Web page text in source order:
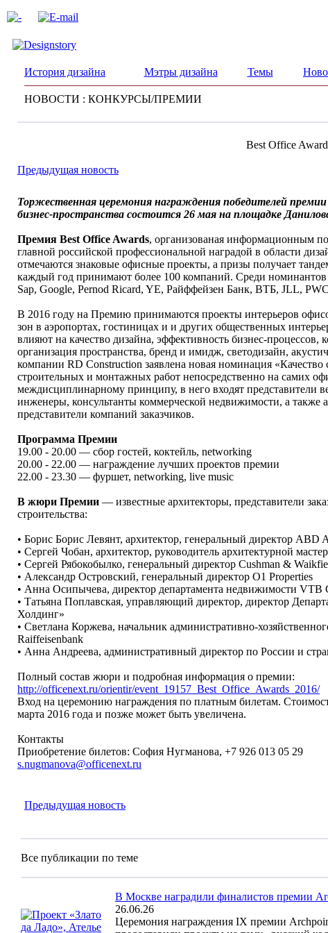
История дизайна Мэтры дизайна Темы
НОВОСТИ : КОНКУРСЫ/ПРЕМИИ
Best Office
Предыдущая новость
Торжественная церемония награждения победителей
бизнес-пространства состоится 26 мая на площадке
Премия Best Office Awards, организованая информационным
главной российской профессиональной наградой в области
отмечаются знаковые офисные проекты, а призы получает
каждый год принимают более 100 компаний. Cреди
Sap, Google, Pernod Ricard, YE, Райффейзен Банк, ВТБ, JLL,
В 2016 году на Премию принимаются проекты интерьеров
зон в аэропортах, гостиницах и и других общественных
влияют на качество дизайна, эффективность бизнес-процессов,
организация пространства, бренд и имидж, светодизайн,
компании RD Construction заявлена новая номинация «Качество
строительных и монтажных работ непосредственно на самих
междисциплинарному принципу, в него входят представители
инженеры, консультанты коммерческой недвижимости, а
представители компаний заказчиков.
Программа Премии
19.00 - 20.00 — сбор гостей, коктейль, networking
20.00 - 22.00 — награждение лучших проектов премии
22.00 - 23.30 — фуршет, networking, live music
В жюри Премии — известные архитекторы, представители
строительства:
• Борис Борис Левянт, архитектор, генеральный директор ABD
• Сергей Чобан, архитектор, руководитель архитектурной
• Сергей Рябокобылко, генеральный директор Cushman &
• Александр Островский, генеральный директор O1 Properties
• Анна Осипычева, директор департамента недвижимости VTB
• Татьяна Поплавская, управляющий директор, директор
Холдинг»
• Светлана Коржева, начальник административно-
Raiffeisenbank
• Анна Андреева, административный директор по России и
Полный состав жюри и подробная информация о премии:
http://officenext.ru/orientir/event_19157_Best_Office_Awards_2016/
Вход на церемонию награждения по платным билетам.
марта 2016 года и позже может быть увеличена.
Контакты
Приобретение билетов: София Нугманова, +7 926 013 05 29
s.nugmanova@officenext.ru
Предыдущая новость
Все публикации по теме
В Москве наградили финалистов премии
26.06.26
Церемония награждения IX премии